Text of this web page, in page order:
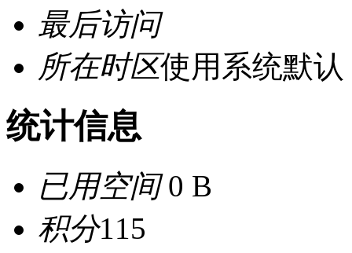
最后访问
所在时区使用系统默认
统计信息
已用空间0 B
积分115